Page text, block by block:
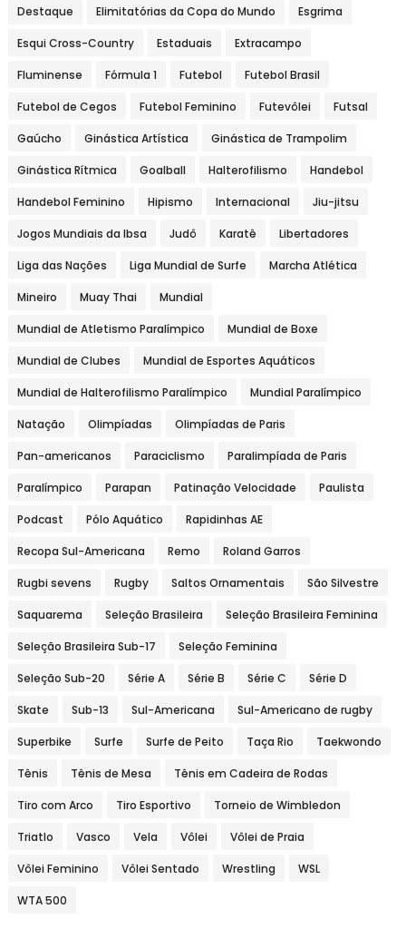
Destaque Elimitatórias da Copa do Mundo Esgrima
Esqui Cross-Country Estaduais Extracampo
Fluminense Fórmula 1 Futebol Futebol Brasil
Futebol de Cegos Futebol Feminino Futevôlei Futsal
Gaúcho Ginástica Artística Ginástica de Trampolim
Ginástica Rítmica Goalball Halterofilismo Handebol
Handebol Feminino Hipismo Internacional Jiu-jitsu
Jogos Mundiais da Ibsa Judô Karatê Libertadores
Liga das Nações Liga Mundial de Surfe Marcha Atlética
Mineiro Muay Thai Mundial
Mundial de Atletismo Paralímpico Mundial de Boxe
Mundial de Clubes Mundial de Esportes Aquáticos
Mundial de Halterofilismo Paralímpico Mundial Paralímpico
Natação Olimpíadas Olimpíadas de Paris
Pan-americanos Paraciclismo Paralimpíada de Paris
Paralímpico Parapan Patinação Velocidade Paulista
Podcast Pólo Aquático Rapidinhas AE
Recopa Sul-Americana Remo Roland Garros
Rugbi sevens Rugby Saltos Ornamentais São Silvestre
Saquarema Seleção Brasileira Seleção Brasileira Feminina
Seleção Brasileira Sub-17 Seleção Feminina
Seleção Sub-20 Série A Série B Série C Série D
Skate Sub-13 Sul-Americana Sul-Americano de rugby
Superbike Surfe Surfe de Peito Taça Rio Taekwondo
Tênis Tênis de Mesa Tênis em Cadeira de Rodas
Tiro com Arco Tiro Esportivo Torneio de Wimbledon
Triatlo Vasco Vela Vôlei Vôlei de Praia
Vôlei Feminino Vôlei Sentado Wrestling WSL
WTA 500